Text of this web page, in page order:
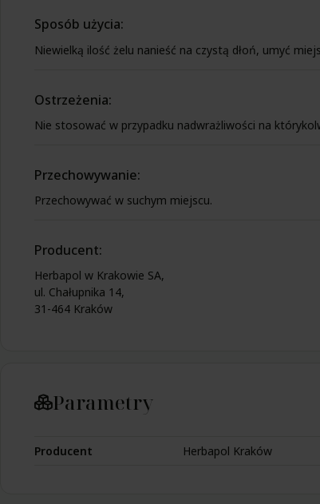
Sposób użycia:
Niewielką ilość żelu nanieść na czystą dłoń, umyć
Ostrzeżenia:
Nie stosować w przypadku nadwrażliwości na
Przechowywanie:
Przechowywać w suchym miejscu.
Producent:
Herbapol w Krakowie SA,
ul. Chałupnika 14,
31-464 Kraków
Parametry
Producent Herbapol Kraków